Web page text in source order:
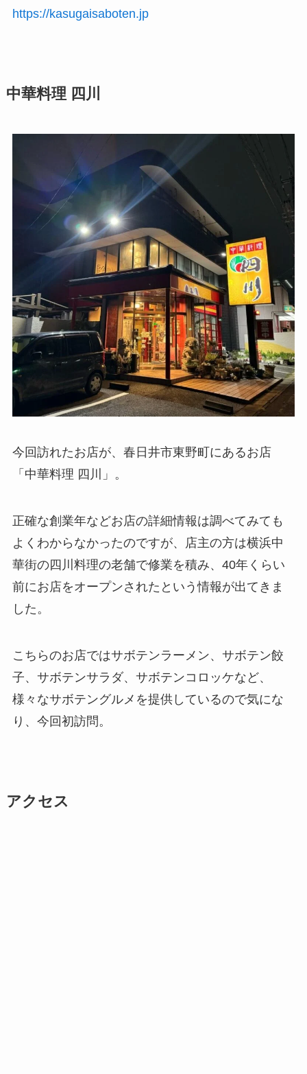
https://kasugaisaboten.jp
中華料理 四川
今回訪れたお店が、春日井市東野町にあるお店
「中華料理 四川」。
正確な創業年などお店の詳細情報は調べてみても
よくわからなかったのですが、店主の方は横浜中
華街の四川料理の老舗で修業を積み、40年くらい
前にお店をオープンされたという情報が出てきま
した。
こちらのお店ではサボテンラーメン、サボテン餃
子、サボテンサラダ、サボテンコロッケなど、
様々なサボテングルメを提供しているので気にな
り、今回初訪問。
アクセス